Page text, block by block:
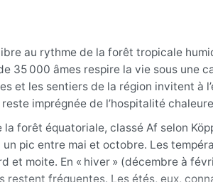
au rythme de la forêt tropicale
35 000 âmes respire la vie sous une
et les sentiers de la région invitent à
imprégnée de l’hospitalité
forêt équatoriale, classé Af selon
pic entre mai et octobre. Les
et moite. En « hiver » (décembre à
fréquentes. Les étés, eux,